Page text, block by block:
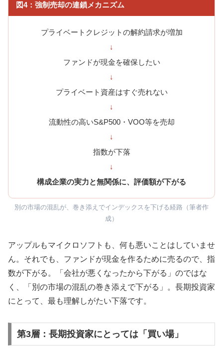
図4：強制売却の連鎖メカニズム
プライベートクレジットの解約請求が増加
↓
ファンドが現金を確保したい
↓
プライベート資産はすぐ売れない
↓
流動性の高いS&P500・VOO等を売却
↓
指数が下落
↓
構成企業の実力と無関係に、評価額が下がる
別の市場の混乱が、巻き添えでインデックスを下げる経路（筆者作
成）
アップルもマイクロソフトも、何も悪いことはしていませ
ん。それでも、ファンドが現金を作るために売るので、指
数が下がる。「会社が悪くなったから下がる」のではな
く、「別の市場の混乱の巻き添えで下がる」。長期投資家
にとって、最も理解しがたい下落です。
第3層：長期投資家にとっては「買い場」